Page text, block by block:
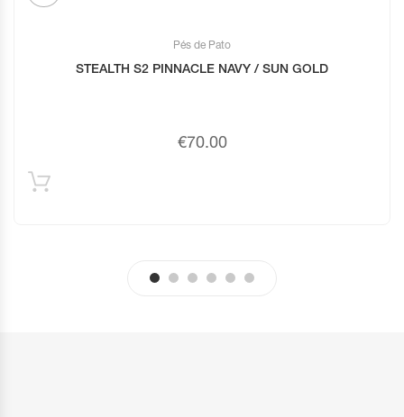
Pés de Pato
STEALTH S2 PINNACLE NAVY / SUN GOLD
€70.00